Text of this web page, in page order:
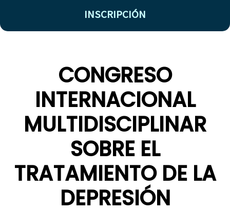
INSCRIPCIÓN
CONGRESO
INTERNACIONAL
MULTIDISCIPLINAR
SOBRE EL
TRATAMIENTO DE LA
DEPRESIÓN